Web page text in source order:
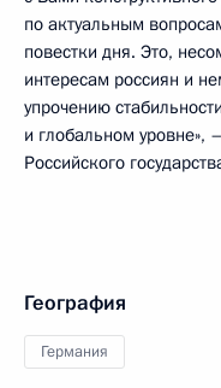
по актуальным
повестки дня. Это,
интересам россиян и
упрочению
и глобальном уровне»,
Российского
География
Германия